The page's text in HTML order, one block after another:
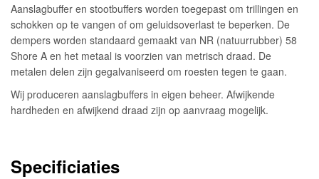
Aanslagbuffer en stootbuffers worden toegepast om trillingen en
schokken op te vangen of om geluidsoverlast te beperken. De
dempers worden standaard gemaakt van NR (natuurrubber) 58
Shore A en het metaal is voorzien van metrisch draad. De
metalen delen zijn gegalvaniseerd om roesten tegen te gaan.
Wij produceren aanslagbuffers in eigen beheer. Afwijkende
hardheden en afwijkend draad zijn op aanvraag mogelijk.
Specificiaties